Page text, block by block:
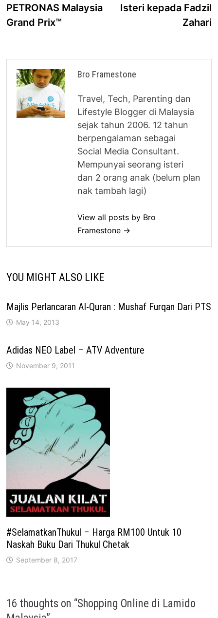
PETRONAS Malaysia
Grand Prix™
Isteri kepada Fadzil
Zahari
Bro Framestone
Travel, Tech, Parenting dan
Lifestyle Blogger di Malaysia
sejak tahun 2006. 12 tahun
berpengalaman sebagai
Social Media Consultant.
Mempunyai seorang isteri
dan 2 orang anak (belum plan
nak tambah lagi)
View all posts by Bro
Framestone →
YOU MIGHT ALSO LIKE
Majlis Perlancaran Al-Quran : Mushaf Furqan Dari PTS
May 14, 2013
Adidas NEO Label – ATV Adventure
November 9, 2011
#SelamatkanThukul – Harga RM100 Untuk 10
Naskah Buku Dari Thukul Chetak
September 8, 2017
16 thoughts on “Shopping Online di Lamido